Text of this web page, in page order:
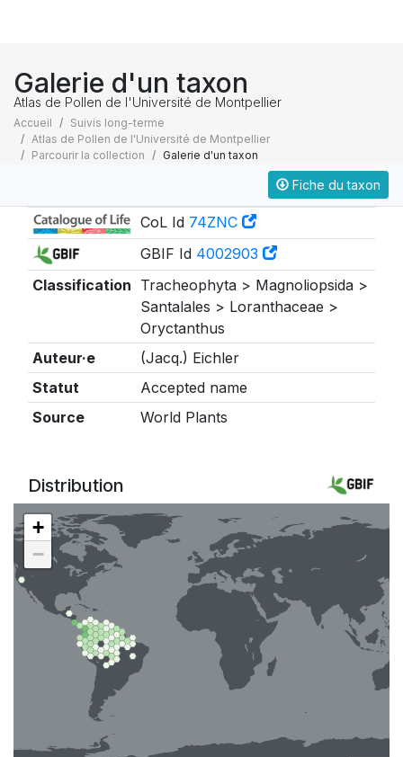
Galerie d'un taxon
Atlas de Pollen de l'Université de Montpellier
Accueil
Suivis long-terme
Atlas de Pollen de l'Université de Montpellier
Parcourir la collection
Galerie d'un taxon
Fiche du taxon
CoL Id 74ZNC
GBIF Id 4002903
Classification Tracheophyta > Magnoliopsida >
Santalales > Loranthaceae >
Oryctanthus
Auteur·e
(Jacq.) Eichler
Statut
Accepted name
Source
World Plants
Distribution
+
−